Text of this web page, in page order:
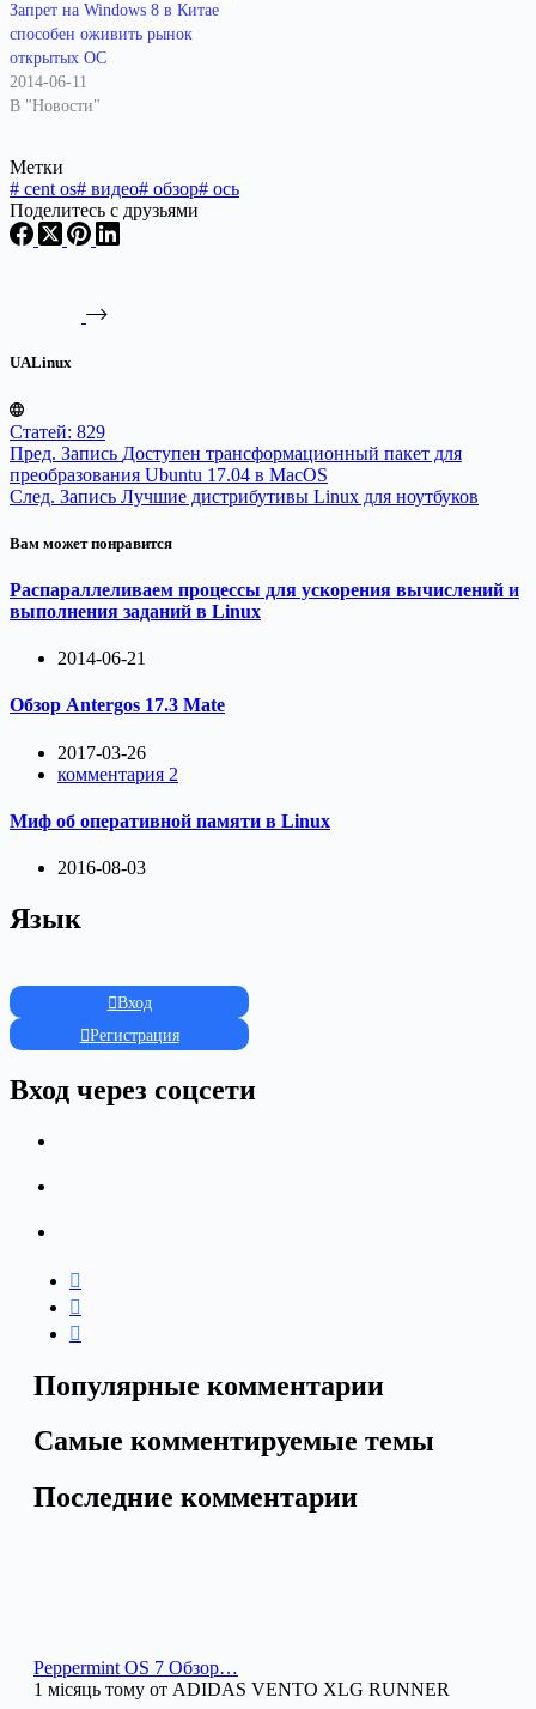
Запрет на Windows 8 в Китае
способен оживить рынок
открытых ОС
2014-06-11
В "Новости"
Метки
# cent os# видео# обзор# ось
Поделитесь с друзьями
UALinux
Статей: 829
Пред. Запись Доступен трансформационный пакет для
преобразования Ubuntu 17.04 в MacOS
След. Запись Лучшие дистрибутивы Linux для ноутбуков
Вам может понравится
Распараллеливаем процессы для ускорения вычислений и
выполнения заданий в Linux
2014-06-21
Обзор Antergos 17.3 Mate
2017-03-26
комментария 2
Миф об оперативной памяти в Linux
2016-08-03
Язык
Вход
Регистрация
Вход через соцсети
Популярные комментарии
Самые комментируемые темы
Последние комментарии
Peppermint OS 7 Обзор…
1 місяць тому от ADIDAS VENTO XLG RUNNER